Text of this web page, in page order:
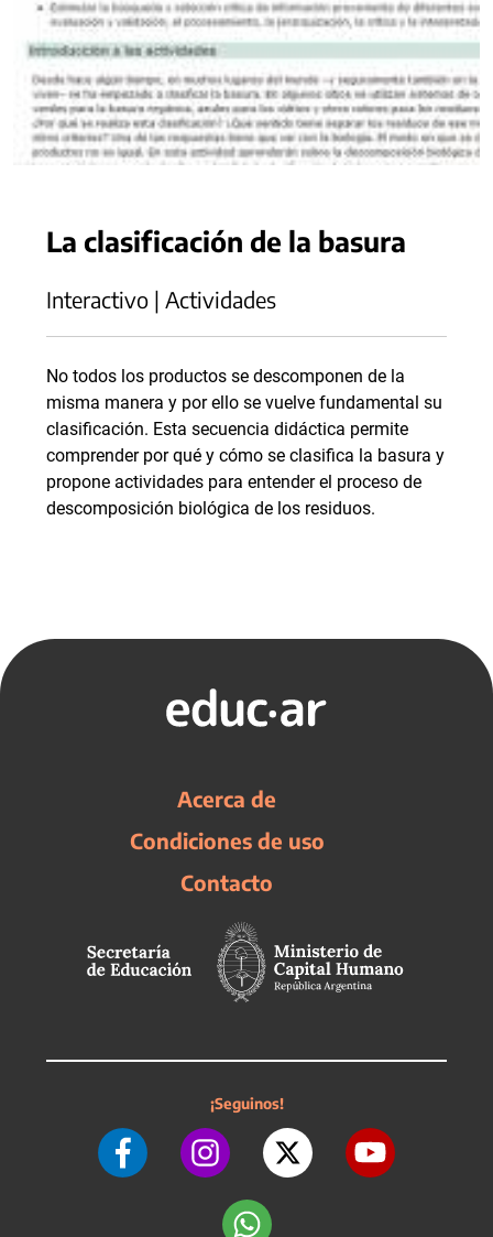
La clasificación de la basura
Interactivo | Actividades
No todos los productos se descomponen de la
misma manera y por ello se vuelve fundamental su
clasificación. Esta secuencia didáctica permite
comprender por qué y cómo se clasifica la basura y
propone actividades para entender el proceso de
descomposición biológica de los residuos.
Acerca de
Condiciones de uso
Contacto
¡Seguinos!